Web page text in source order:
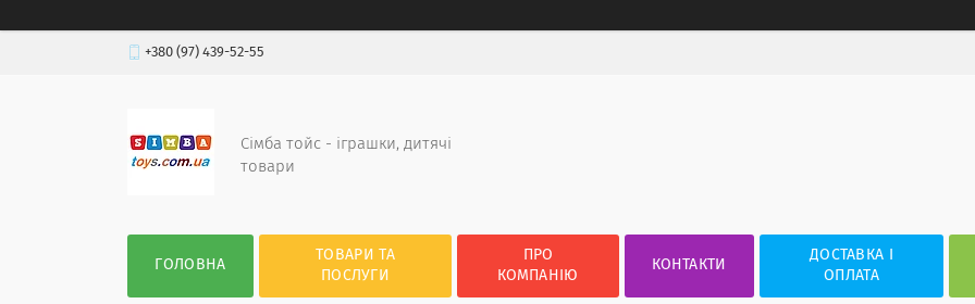
+380 (97) 439-52-55
Сімба тойс - іграшки, дитячі
товари
ГОЛОВНА
ТОВАРИ ТА
ПОСЛУГИ
ПРО
КОМПАНІЮ
КОНТАКТИ
ДОСТАВКА І
ОПЛАТА